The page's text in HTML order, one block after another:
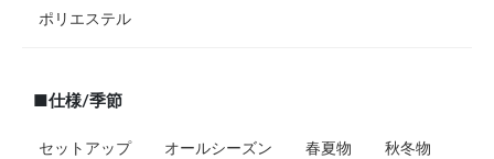
ポリエステル
■仕様/季節
セットアップ オールシーズン 春夏物 秋冬物